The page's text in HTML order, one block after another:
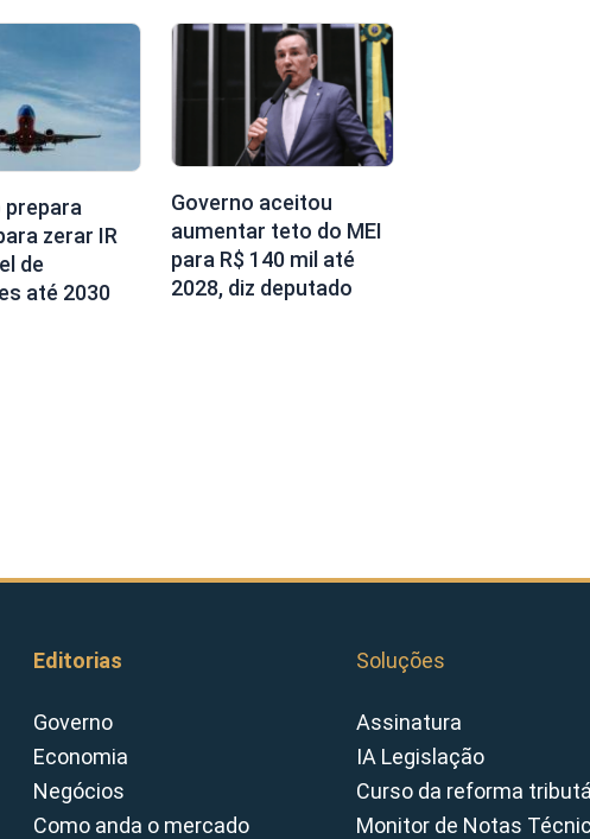
prepara
zerar IR
de
até 2030
Governo aceitou
aumentar teto do MEI
para R$ 140 mil até
2028, diz deputado
Editorias
Governo
Economia
Negócios
Como anda o mercado
Soluções
Assinatura
IA Legislação
Curso da reforma
Monitor de Notas